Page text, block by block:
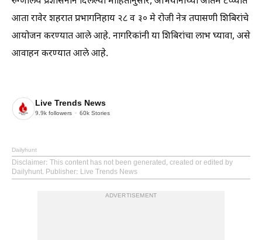
आता रावेर शहरात प्रभागनिहाय २८ व ३० मे रोजी नेत्र तपासणी शिबिरांचे
आयोजन करण्यात आले आहे. नागरिकांनी या शिबिरांचा लाभ घ्यावा, असे
आवाहन करण्यात आले आहे.
Live Trends News
9.9k followers 60k Stories
Dailyhunt
Disclaimer: This content has not been generated, created or edited by
Dailyhunt. Publisher: Live Trends News
ADVERTISEMENT